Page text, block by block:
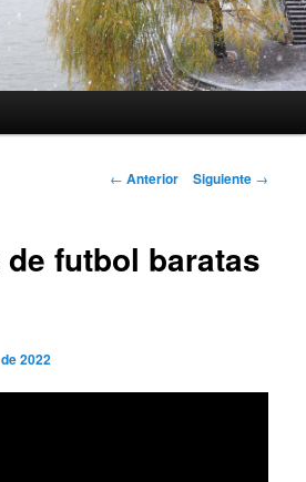
Navegación
← Anterior Siguiente →
futbol baratas
2022